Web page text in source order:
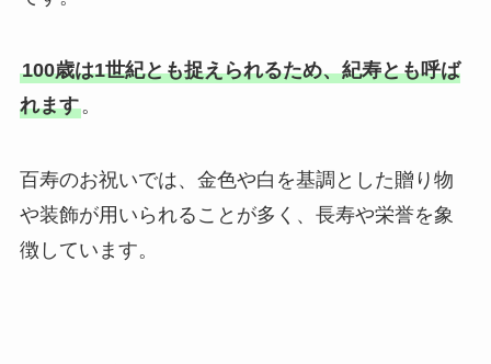
100歳は1世紀とも捉えられるため、紀寿とも呼ば
れます。
百寿のお祝いでは、金色や白を基調とした贈り物
や装飾が用いられることが多く、長寿や栄誉を象
徴しています。